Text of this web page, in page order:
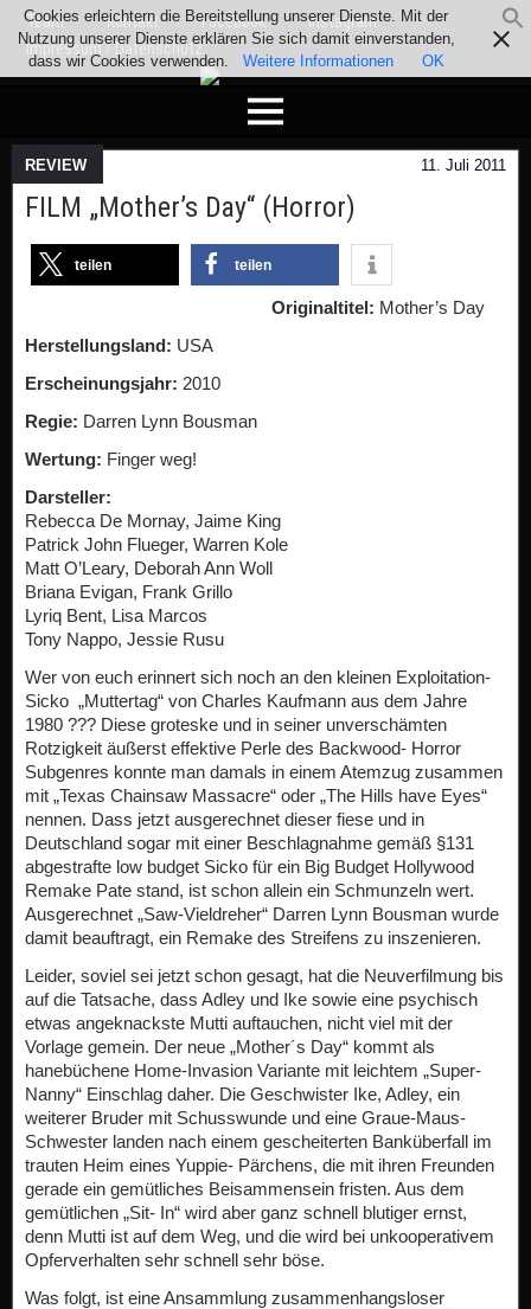
Team Kontakt Facebook
Instagram
Impressum / Datenschutz
REVIEW 11. Juli 2011
FILM „Mother’s Day“ (Horror)
teilen teilen
Originaltitel: Mother’s Day
Herstellungsland: USA
Erscheinungsjahr: 2010
Regie: Darren Lynn Bousman
Wertung: Finger weg!
Darsteller:
Rebecca De Mornay, Jaime King
Patrick John Flueger, Warren Kole
Matt O’Leary, Deborah Ann Woll
Briana Evigan, Frank Grillo
Lyriq Bent, Lisa Marcos
Tony Nappo, Jessie Rusu
Wer von euch erinnert sich noch an den kleinen Exploitation-
Sicko „Muttertag“ von Charles Kaufmann aus dem Jahre
1980 ??? Diese groteske und in seiner unverschämten
Rotzigkeit äußerst effektive Perle des Backwood- Horror
Subgenres konnte man damals in einem Atemzug zusammen
mit „Texas Chainsaw Massacre“ oder „The Hills have Eyes“
nennen. Dass jetzt ausgerechnet dieser fiese und in
Deutschland sogar mit einer Beschlagnahme gemäß §131
abgestrafte low budget Sicko für ein Big Budget Hollywood
Remake Pate stand, ist schon allein ein Schmunzeln wert.
Ausgerechnet „Saw-Vieldreher“ Darren Lynn Bousman wurde
damit beauftragt, ein Remake des Streifens zu inszenieren.
Leider, soviel sei jetzt schon gesagt, hat die Neuverfilmung bis
auf die Tatsache, dass Adley und Ike sowie eine psychisch
etwas angeknackste Mutti auftauchen, nicht viel mit der
Vorlage gemein. Der neue „Mother´s Day“ kommt als
hanebüchene Home-Invasion Variante mit leichtem „Super-
Nanny“ Einschlag daher. Die Geschwister Ike, Adley, ein
weiterer Bruder mit Schusswunde und eine Graue-Maus-
Schwester landen nach einem gescheiterten Banküberfall im
trauten Heim eines Yuppie- Pärchens, die mit ihren Freunden
gerade ein gemütliches Beisammensein fristen. Aus dem
gemütlichen „Sit- In“ wird aber ganz schnell blutiger ernst,
denn Mutti ist auf dem Weg, und die wird bei unkooperativem
Opferverhalten sehr schnell sehr böse.
Was folgt, ist eine Ansammlung zusammenhangsloser
Cookies erleichtern die Bereitstellung unserer Dienste. Mit der
Nutzung unserer Dienste erklären Sie sich damit einverstanden,
dass wir Cookies verwenden.
Weitere Informationen OK